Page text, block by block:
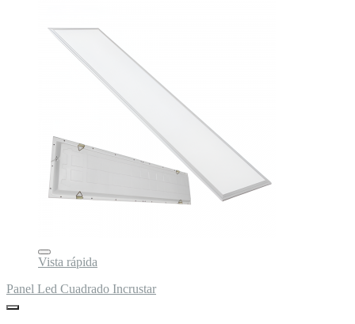
Vista rápida
Panel Led Cuadrado Incrustar